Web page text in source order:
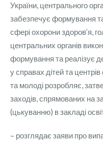
України, центрального
забезпечує формування
сфері охорони здоров’я,
центральних органів
формування та реалізує
у справах дітей та
та молоді розробляє,
заходів, спрямованих на
(цькуванню) в закладі
– розглядає заяви про